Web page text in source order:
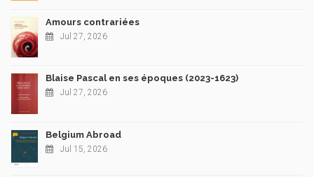
Amours contrariées
Jul 27, 2026
Blaise Pascal en ses époques (2023-1623)
Jul 27, 2026
Belgium Abroad
Jul 15, 2026